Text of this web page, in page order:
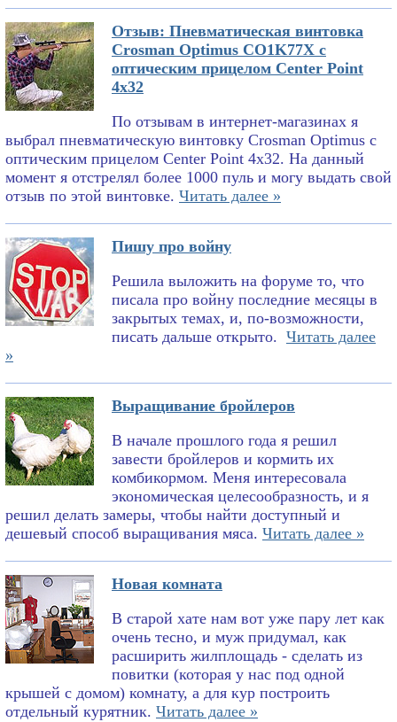
Отзыв: Пневматическая винтовка
Crosman Optimus CO1K77X с
оптическим прицелом Center Point
4x32
По отзывам в интернет-магазинах я
выбрал пневматическую винтовку Crosman Optimus с
оптическим прицелом Center Point 4x32. На данный
момент я отстрелял более 1000 пуль и могу выдать свой
отзыв по этой винтовке. Читать далее »
Пишу про войну
Решила выложить на форуме то, что
писала про войну последние месяцы в
закрытых темах, и, по-возможности,
писать дальше открыто. Читать далее
»
Выращивание бройлеров
В начале прошлого года я решил
завести бройлеров и кормить их
комбикормом. Меня интересовала
экономическая целесообразность, и я
решил делать замеры, чтобы найти доступный и
дешевый способ выращивания мяса. Читать далее »
Новая комната
В старой хате нам вот уже пару лет как
очень тесно, и муж придумал, как
расширить жилплощадь - сделать из
повитки (которая у нас под одной
крышей с домом) комнату, а для кур построить
отдельный курятник. Читать далее »